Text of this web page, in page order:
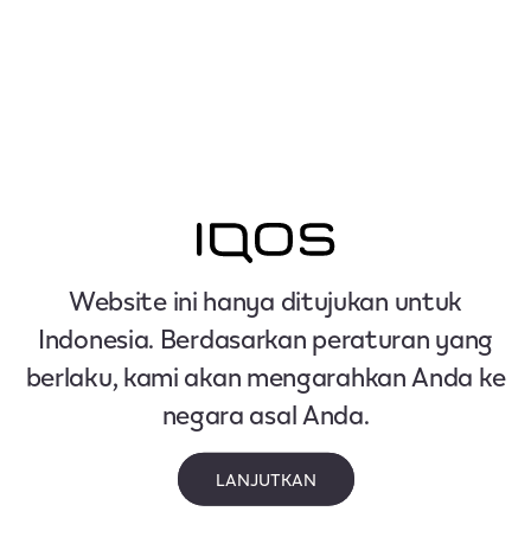
Website ini hanya ditujukan untuk
Indonesia. Berdasarkan peraturan yang
berlaku, kami akan mengarahkan Anda ke
negara asal Anda.
LANJUTKAN